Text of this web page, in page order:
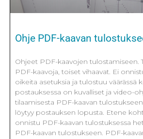
Ohje PDF-kaavan
Ohjeet PDF-kaavojen tulostamiseen.
PDF-kaavoja, toiset vihaavat. Ei
oikeita asetuksia ja tulostuu väärässä
postauksessa on kuvalliset ja video-
tilaamisesta PDF-kaavan
löytyy postauksen lopusta. Etene
onnistu PDF-kaavan tulostuksessa
PDF-kaavan tulostukseen. PDF-